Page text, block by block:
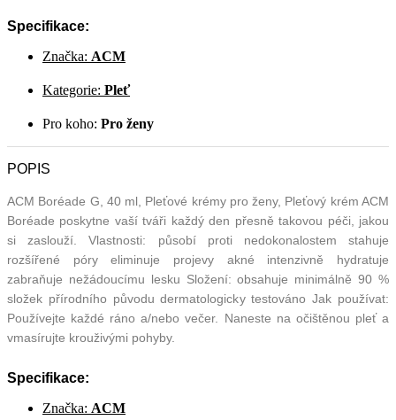
Specifikace:
Značka: ACM
Kategorie: Pleť
Pro koho: Pro ženy
POPIS
ACM Boréade G, 40 ml, Pleťové krémy pro ženy, Pleťový krém ACM
Boréade poskytne vaší tváři každý den přesně takovou péči, jakou
si zaslouží. Vlastnosti: působí proti nedokonalostem stahuje
rozšířené póry eliminuje projevy akné intenzivně hydratuje
zabraňuje nežádoucímu lesku Složení: obsahuje minimálně 90 %
složek přírodního původu dermatologicky testováno Jak používat:
Používejte každé ráno a/nebo večer. Naneste na očištěnou pleť a
vmasírujte krouživými pohyby.
Specifikace:
Značka: ACM